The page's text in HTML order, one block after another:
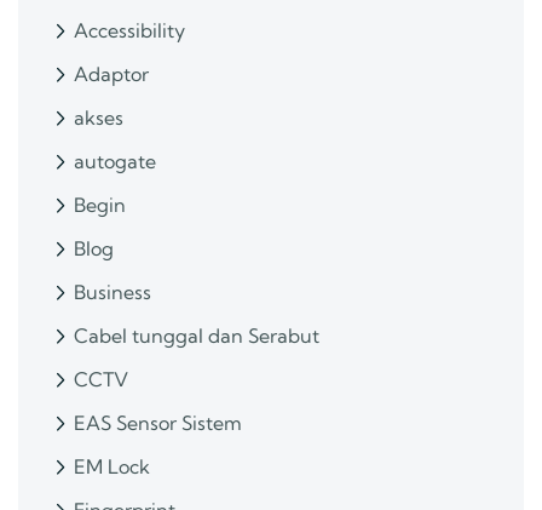
Accessibility
Adaptor
akses
autogate
Begin
Blog
Business
Cabel tunggal dan Serabut
CCTV
EAS Sensor Sistem
EM Lock